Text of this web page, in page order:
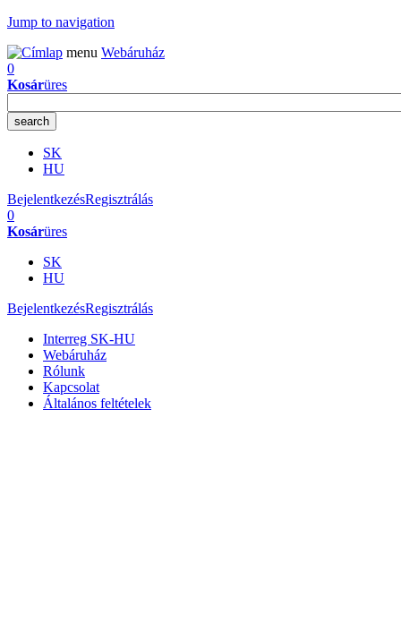
Jump to navigation
menu Webáruház
0
Kosárüres
SK
HU
BejelentkezésRegisztrálás
0
Kosárüres
SK
HU
BejelentkezésRegisztrálás
Interreg SK-HU
Webáruház
Rólunk
Kapcsolat
Általános feltételek